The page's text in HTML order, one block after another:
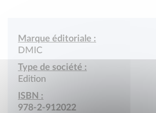
Marque éditoriale :
DMIC
Type de société :
Edition
ISBN :
978-2-912022